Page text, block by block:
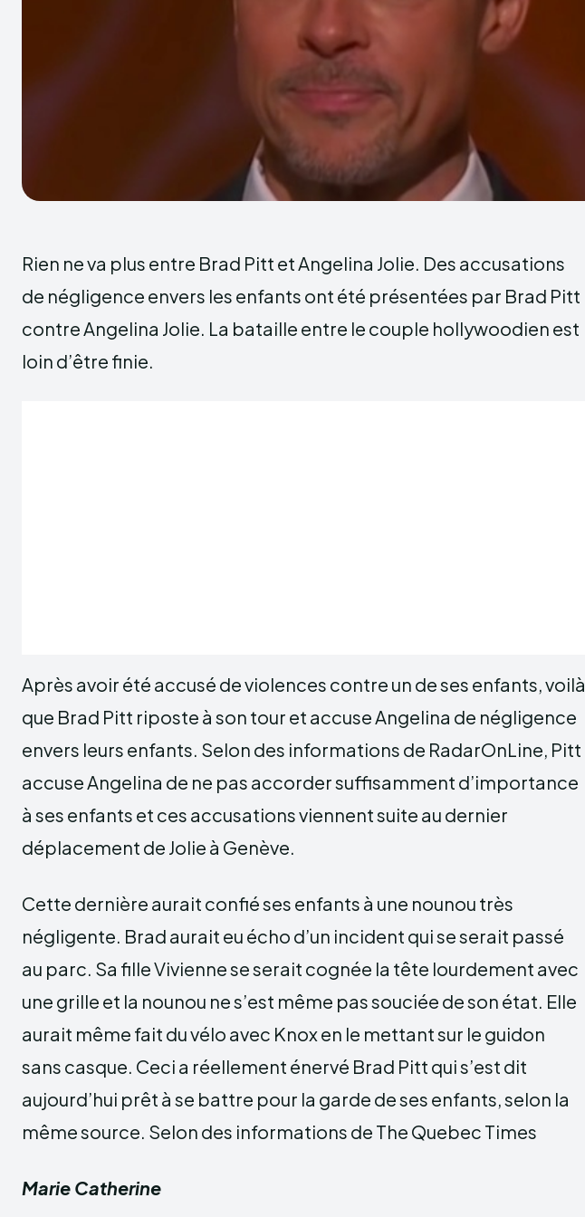
Rien ne va plus entre Brad Pitt et Angelina Jolie. Des accusations
de négligence envers les enfants ont été présentées par Brad Pitt
contre Angelina Jolie. La bataille entre le couple hollywoodien est
loin d’être finie.
Après avoir été accusé de violences contre un de ses enfants, voilà
que Brad Pitt riposte à son tour et accuse Angelina de négligence
envers leurs enfants. Selon des informations de RadarOnLine, Pitt
accuse Angelina de ne pas accorder suffisamment d’importance
à ses enfants et ces accusations viennent suite au dernier
déplacement de Jolie à Genève.
Cette dernière aurait confié ses enfants à une nounou très
négligente. Brad aurait eu écho d’un incident qui se serait passé
au parc. Sa fille Vivienne se serait cognée la tête lourdement avec
une grille et la nounou ne s’est même pas souciée de son état. Elle
aurait même fait du vélo avec Knox en le mettant sur le guidon
sans casque. Ceci a réellement énervé Brad Pitt qui s’est dit
aujourd’hui prêt à se battre pour la garde de ses enfants, selon la
même source. Selon des informations de The Quebec Times
Marie Catherine